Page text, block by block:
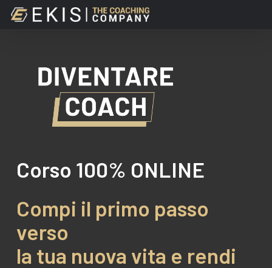
Skip
Corso 100% ONLINE
Compi il primo passo
verso
la tua nuova vita e rendi